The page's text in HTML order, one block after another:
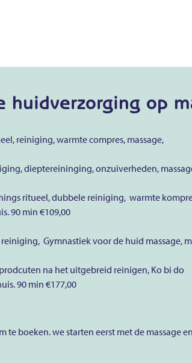
huidverzorging op
reiniging, warmte compres, massage,
dieptereininging, onzuiverheden,
ritueel, dubbele reiniging, warmte
90 min €109,00
Gymnastiek voor de huid massage,
na het uitgebreid reinigen, Ko bi do
90 min €177,00
te boeken. we starten eerst met de massage